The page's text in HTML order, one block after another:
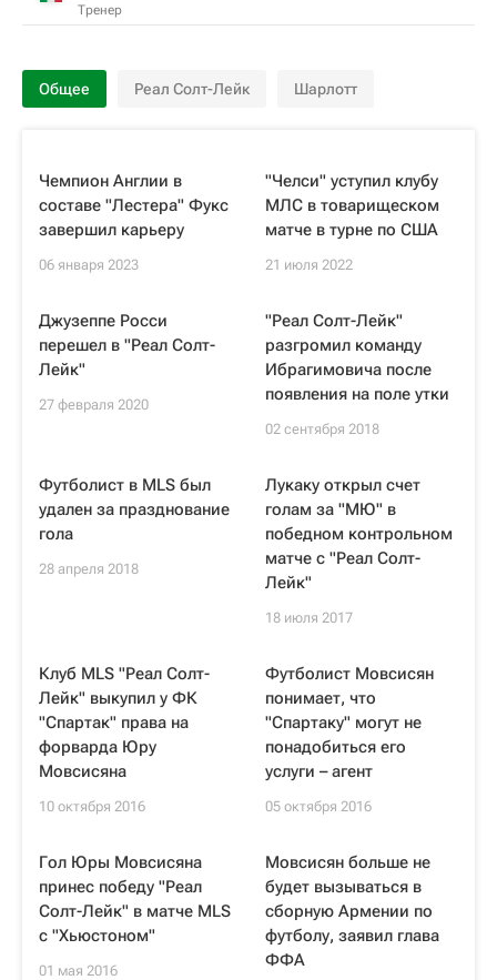
Тренер
Общее Реал Солт-Лейк Шарлотт
Чемпион Англии в
составе "Лестера" Фукс
завершил карьеру
06 января 2023
"Челси" уступил клубу
МЛС в товарищеском
матче в турне по США
21 июля 2022
Джузеппе Росси
перешел в "Реал Солт-
Лейк"
27 февраля 2020
"Реал Солт-Лейк"
разгромил команду
Ибрагимовича после
появления на поле утки
02 сентября 2018
Футболист в MLS был
удален за празднование
гола
28 апреля 2018
Лукаку открыл счет
голам за "МЮ" в
победном контрольном
матче с "Реал Солт-
Лейк"
18 июля 2017
Клуб MLS "Реал Солт-
Лейк" выкупил у ФК
"Спартак" права на
форварда Юру
Мовсисяна
10 октября 2016
Футболист Мовсисян
понимает, что
"Спартаку" могут не
понадобиться его
услуги – агент
05 октября 2016
Гол Юры Мовсисяна
принес победу "Реал
Солт-Лейк" в матче MLS
с "Хьюстоном"
01 мая 2016
Мовсисян больше не
будет вызываться в
сборную Армении по
футболу, заявил глава
ФФА